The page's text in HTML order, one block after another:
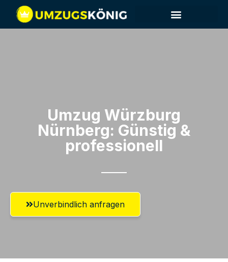
Umzug Würzburg​
Nürnberg: Günstig &
professionell​
Unverbindlich anfragen